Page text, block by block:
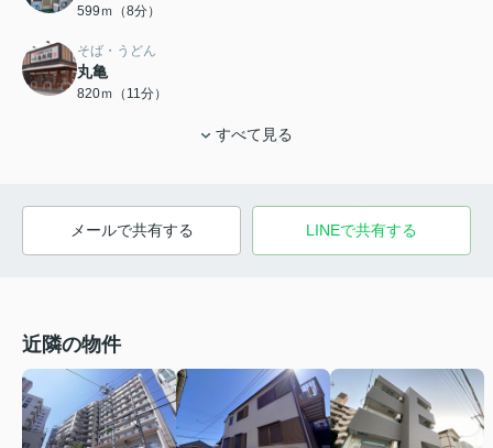
599ｍ（8分）
そば・うどん
丸亀
820ｍ（11分）
すべて見る
メールで共有する LINEで共有する
近隣の物件